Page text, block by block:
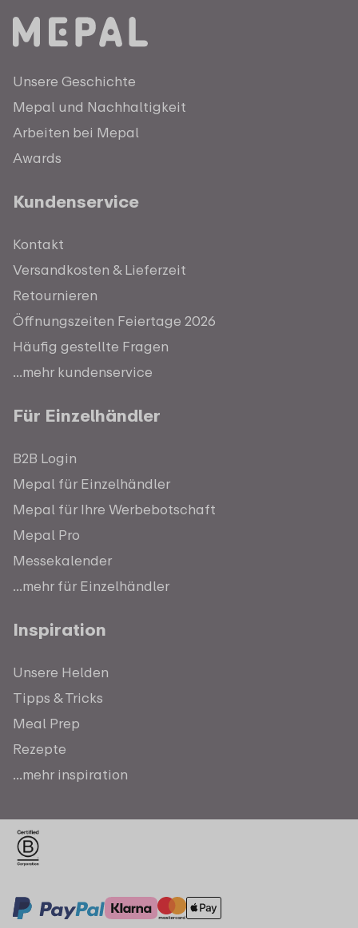
Unsere Geschichte
Mepal und Nachhaltigkeit
Arbeiten bei Mepal
Awards
Kundenservice
Kontakt
Versandkosten & Lieferzeit
Retournieren
Öffnungszeiten Feiertage 2026
Häufig gestellte Fragen
...mehr kundenservice
Für Einzelhändler
B2B Login
Mepal für Einzelhändler
Mepal für Ihre Werbebotschaft
Mepal Pro
Messekalender
...mehr für Einzelhändler
Inspiration
Unsere Helden
Tipps & Tricks
Meal Prep
Rezepte
...mehr inspiration